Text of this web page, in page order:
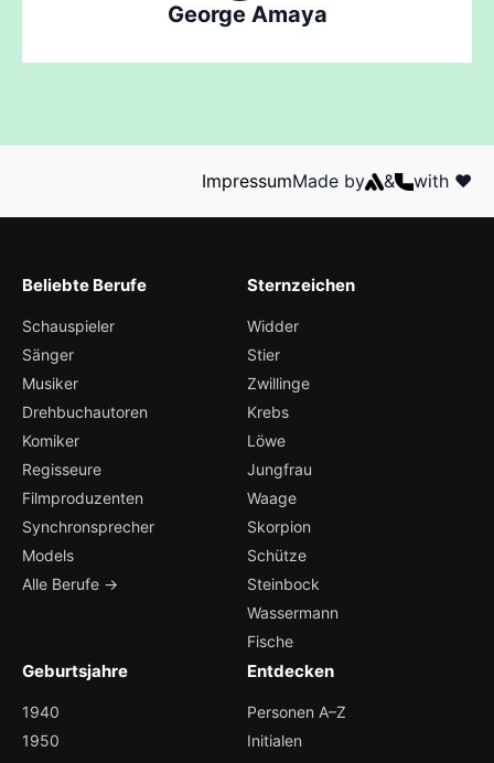
George Amaya
ImpressumMade by & with ❤️
Beliebte Berufe
Schauspieler
Sänger
Musiker
Drehbuchautoren
Komiker
Regisseure
Filmproduzenten
Synchronsprecher
Models
Alle Berufe →
Sternzeichen
Widder
Stier
Zwillinge
Krebs
Löwe
Jungfrau
Waage
Skorpion
Schütze
Steinbock
Wassermann
Fische
Geburtsjahre
1940
1950
Entdecken
Personen A–Z
Initialen